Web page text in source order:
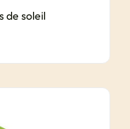
de soleil